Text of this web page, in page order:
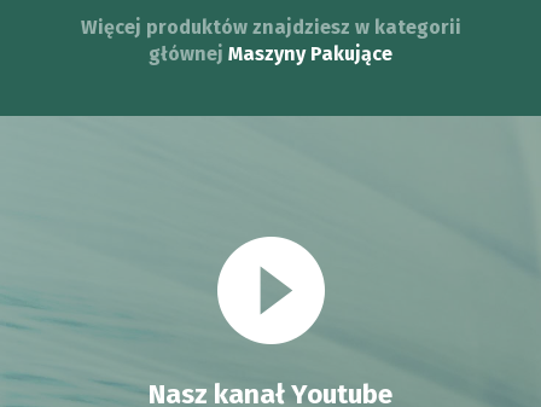
Więcej produktów znajdziesz w kategorii
głównej Maszyny Pakujące
Nasz kanał Youtube